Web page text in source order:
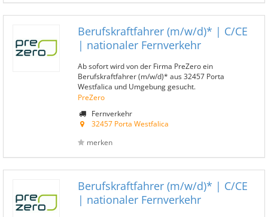
Berufskraftfahrer (m/w/d)* | C/CE
| nationaler Fernverkehr
Ab sofort wird von der Firma PreZero ein
Berufskraftfahrer (m/w/d)* aus 32457 Porta
Westfalica und Umgebung gesucht.
PreZero
Fernverkehr
32457 Porta Westfalica
merken
Berufskraftfahrer (m/w/d)* | C/CE
| nationaler Fernverkehr